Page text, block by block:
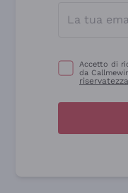
Accetto di
da
riservatezza